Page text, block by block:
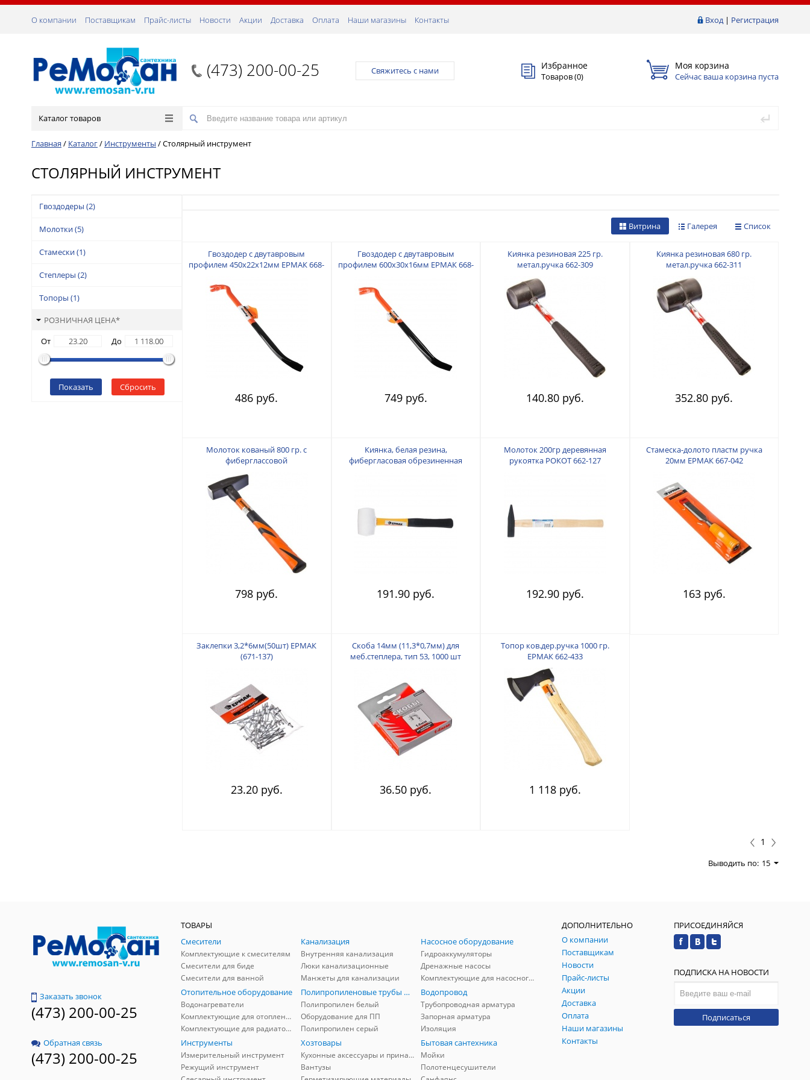
Вход| Регистрация
О компании Поставщикам Прайс-листы Новости Акции Доставка Оплата Наши магазины Контакты
(473) 200-00-25 Свяжитесь с нами Избранное
Товаров (0)
Моя корзина
Сейчас ваша корзина пуста
Каталог товаров
Главная / Каталог/ Инструменты /Столярный инструмент
СТОЛЯРНЫЙ ИНСТРУМЕНТ
Гвоздодеры (2)
Молотки(5)
Стамески(1)
Степлеры (2)
Топоры (1)
РОЗНИЧНАЯ ЦЕНА*
От
До
Показать Сбросить
Список
Галерея
Витрина
Гвоздодер с двутавровым
профилем 450х22х12мм ЕРМАК 668-
486 руб.
Гвоздодер с двутавровым
профилем 600х30х16мм ЕРМАК 668-
749 руб.
Киянка резиновая 225 гр.
метал.ручка 662-309
140.80 руб.
Киянка резиновая 680 гр.
метал.ручка 662-311
352.80 руб.
Молоток кованый 800 гр. с
фиберглассовой
662-423
798 руб.
Киянка, белая резина,
фибергласовая обрезиненная
191.90 руб.
Молоток 200гр деревянная
рукоятка РОКОТ 662-127
192.90 руб.
Стамеска-долото пластм ручка
20мм ЕРМАК 667-042
163 руб.
Заклепки 3,2*6мм(50шт) EРМАК
(671-137)
23.20 руб.
Скоба 14мм (11,3*0,7мм) для
меб.степлера, тип 53, 1000 шт
36.50 руб.
Топор ков.дер.ручка 1000 гр.
ЕРМАК 662-433
1 118 руб.
1
Выводить по: 15
Заказать звонок
(473) 200-00-25
Обратная связь
(473) 200-00-25
ТОВАРЫ
Смесители
Комплектующие к смесителям
Смесители для биде
Смесители для ванной
Канализация
Внутренняя канализация
Люки канализационные
Манжеты для канализации
Насосное оборудование
Гидроаккумуляторы
Дренажные насосы
Комплектующие для насосного оборудования
Отопительное оборудование
Водонагреватели
Комплектующие для отопления
Комплектующие для радиаторов
Полипропиленовые трубы и фитинги
Полипропилен белый
Оборудование для ПП
Полипропилен серый
Водопровод
Трубопроводная арматура
Запорная арматура
Изоляция
Инструменты
Измерительный инструмент
Режущий инструмент
Хозтовары
Кухонные аксессуары и принадлежности
Вантузы
Бытовая сантехника
Мойки
Полотенцесушители
ДОПОЛНИТЕЛЬНО
О компании
Поставщикам
Новости
Прайс-листы
Акции
Доставка
Оплата
Наши магазины
Контакты
ПРИСОЕДИНЯЙСЯ
ПОДПИСКА НА НОВОСТИ
Подписаться